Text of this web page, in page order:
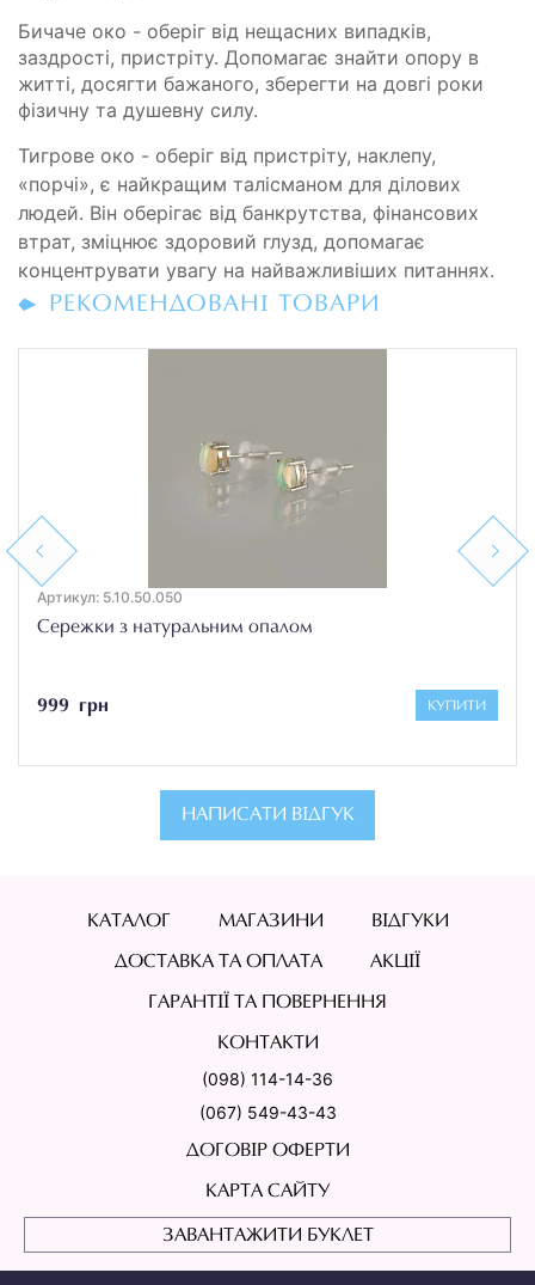
Бичаче око - оберіг від нещасних випадків,
заздрості, пристріту. Допомагає знайти опору в
житті, досягти бажаного, зберегти на довгі роки
фізичну та душевну силу.
Тигрове око - оберіг від пристріту, наклепу,
«порчі», є найкращим талісманом для ділових
людей. Він оберігає від банкрутства, фінансових
втрат, зміцнює здоровий глузд, допомагає
концентрувати увагу на найважливіших питаннях.
РЕКОМЕНДОВАНІ ТОВАРИ
Previous
Артикул: 5.10.50.050
Сережки з натуральним опалом
999 грн КУПИТИ
Next
НАПИСАТИ ВІДГУК
КАТАЛОГ МАГАЗИНИ ВІДГУКИ
ДОСТАВКА ТА ОПЛАТА АКЦІЇ
ГАРАНТІЇ ТА ПОВЕРНЕННЯ
КОНТАКТИ
(098) 114-14-36
(067) 549-43-43
ДОГОВІР ОФЕРТИ
КАРТА САЙТУ
ЗАВАНТАЖИТИ БУКЛЕТ